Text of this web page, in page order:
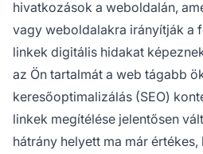
mutathatnak a magasabb
rangsorolással.
hivatkozások a weboldalán,
vagy weboldalakra irányítják a
linkek digitális hidakat
az Ön tartalmát a web tágabb
keresőoptimalizálás (SEO)
linkek megítélése jelentősen
hátrány helyett ma már